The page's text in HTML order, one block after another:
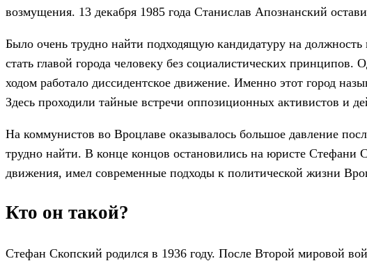
возмущения. 13 декабря 1985 года Станислав Апознанский
Было очень трудно найти подходящую кандидатуру на
стать главой города человеку без социалистических
ходом работало диссидентское движение. Именно этот город
Здесь проходили тайные встречи оппозиционных активистов и
На коммунистов во Вроцлаве оказывалось большое давление
трудно найти. В конце концов остановились на юристе Стефани
движения, имел современные подходы к политической жизни
Кто он такой?
Стефан Скопский родился в 1936 году. После Второй мировой